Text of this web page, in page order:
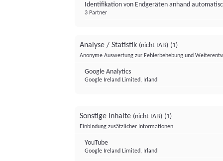
Identifikation von Endgeräten anhand
3 Partner
Analyse / Statistik (nicht IAB) (1)
Anonyme Auswertung zur Fehlerbehebung und
Google Analytics
Google Ireland Limited, Irland
Sonstige Inhalte (nicht IAB) (1)
Einbindung zusätzlicher Informationen
YouTube
Google Ireland Limited, Irland